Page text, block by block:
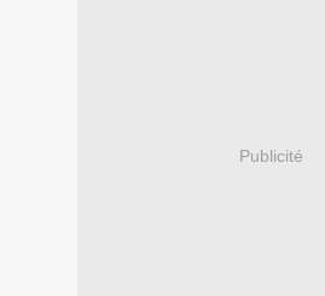
Publicité